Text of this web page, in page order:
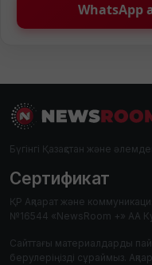
WhatsApp
Бүгінгі Қазақстан және
Сертификат
ҚР Ақпарат және
№16544 «NewsRoom +» АА
Сайттағы материалдарды
берулеріңізді сұраймыз.